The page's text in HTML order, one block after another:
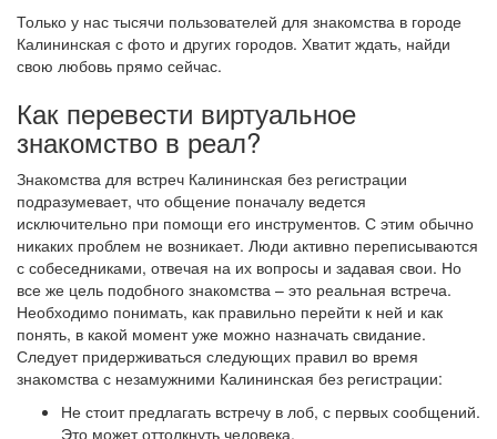
Только у нас тысячи пользователей для знакомства в городе
Калининская с фото и других городов. Хватит ждать, найди
свою любовь прямо сейчас.
Как перевести виртуальное
знакомство в реал?
Знакомства для встреч Калининская без регистрации
подразумевает, что общение поначалу ведется
исключительно при помощи его инструментов. С этим обычно
никаких проблем не возникает. Люди активно переписываются
с собеседниками, отвечая на их вопросы и задавая свои. Но
все же цель подобного знакомства – это реальная встреча.
Необходимо понимать, как правильно перейти к ней и как
понять, в какой момент уже можно назначать свидание.
Следует придерживаться следующих правил во время
знакомства с незамужними Калининская без регистрации:
Не стоит предлагать встречу в лоб, с первых сообщений.
Это может оттолкнуть человека.